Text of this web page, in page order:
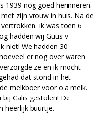
1939 nog goed herinneren.
zijn vrouw in huis. Na de
Ik was toen 6
hadden wij Guus v
niet! We hadden 30
er nog over waren
ze en ik mocht
dat stond in het
melkboer voor o.a melk.
Calis gestolen! De
heerlijk buurtje.